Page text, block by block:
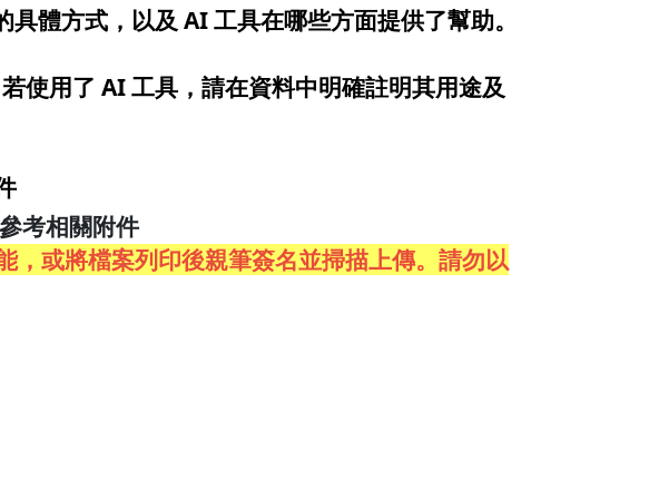
體方式，以及 AI 工具在哪些方面提供了幫助。
使用了 AI 工具，請在資料中明確註明其用途及
考相關附件
，或將檔案列印後親筆簽名並掃描上傳。請勿以